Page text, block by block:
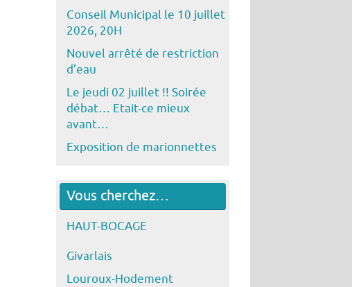
Conseil Municipal le 10 juillet
2026, 20H
Nouvel arrêté de restriction
d’eau
Le jeudi 02 juillet !! Soirée
débat… Etait-ce mieux
avant…
Exposition de marionnettes
Vous cherchez…
HAUT-BOCAGE
Givarlais
Louroux-Hodement